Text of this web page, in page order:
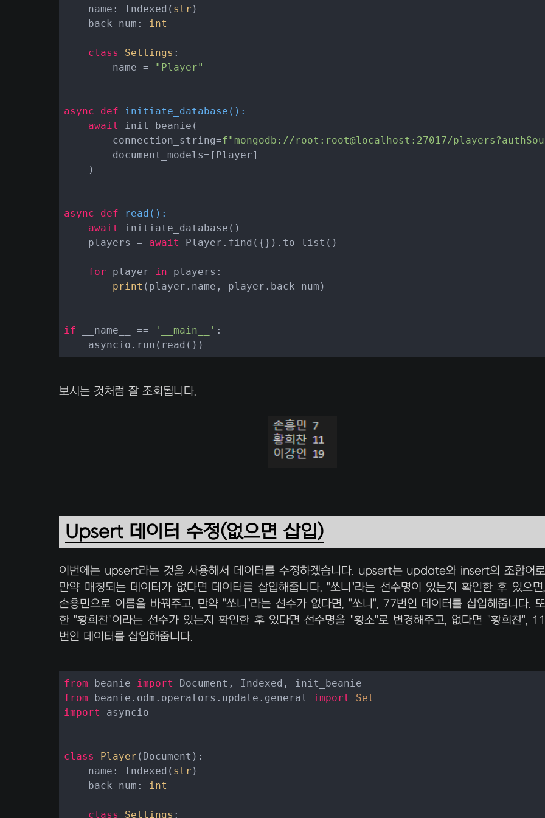
    name: Indexed(
str )
    back_num:
int
class Settings :
        name =
"Player"
async def initiate_database ():
await
init_beanie(
        connection_string=
f"mongodb://root:root@localhost:27017/
        document_models=[Player]
    )
async def read ():
await
initiate_database()
    players =
await Player.find({}).to_list()
for player in players:
print (player.name, player.back_num)
if __name__ == '__main__' :
    asyncio.run(read())
보시는 것처럼 잘 조회됩니다.
Upsert 데이터 수정(없으면 삽입)
이번에는 upsert라는 것을 사용해서 데이터를 수정하겠습니다. upsert는 update와 insert의 조합어로
만약 매칭되는 데이터가 없다면 데이터를 삽입해줍니다. "쏘니"라는 선수명이 있는지 확인한 후 있으면,
손흥민으로 이름을 바꿔주고, 만약 "쏘니"라는 선수가 없다면, "쏘니", 77번인 데이터를 삽입해줍니다. 또
한 "황희찬"이라는 선수가 있는지 확인한 후 있다면 선수명을 "황소"로 변경해주고, 없다면 "황희찬", 11
번인 데이터를 삽입해줍니다.
from beanie import
from beanie.odm.operators.update.general import
Set
import
asyncio
class Player ( Document ):
    name: Indexed(
str )
    back_num:
int
class Settings :